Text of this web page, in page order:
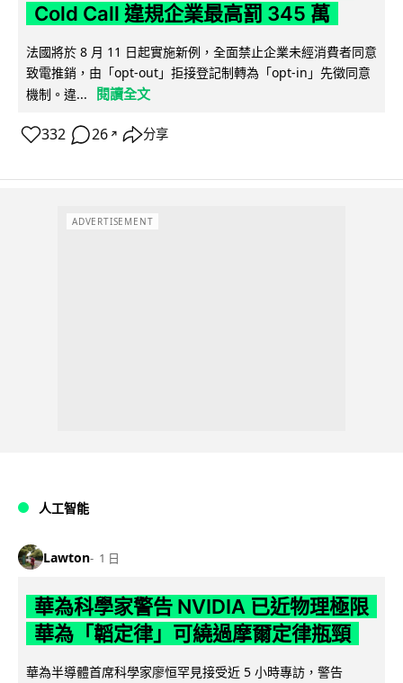
Cold Call 違規企業最高罰 345 萬
法國將於 8 月 11 日起實施新例，全面禁止企業未經消費者同意
致電推銷，由「opt-out」拒接登記制轉為「opt-in」先徵同意
機制。違...
閱讀全文
332 26 ↗ 分享
ADVERTISEMENT
人工智能
Lawton 1 日
華為科學家警告 NVIDIA 已近物理極限
華為「韜定律」可繞過摩爾定律瓶頸
華為半導體首席科學家廖恒罕見接受近 5 小時專訪，警告